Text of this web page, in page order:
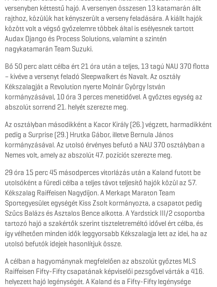
versenyben kéttestű hajó. A versenyen összesen 13 katamarán állt
rajthoz, közülük hat kényszerült a verseny feladására. A kiállt hajók
között volt a végső győzelemre többek által is esélyesnek tartott
Audax Django és Process Solutions, valamint a szintén
nagykatamarán Team Suzuki.
Bő 50 perc alatt célba ért 21 óra után a teljes, 13 tagú NAU 370 flotta
– kivéve a versenyt feladó Sleepwalkert és Navalt. Az osztály
Kékszalagját a Revolution nyerte Molnár György István
kormányzásával, 10 óra 3 perces menetidővel. A győztes egység az
abszolút sorrend 21. helyét szerezte meg.
Az osztályban másodikként a Kacor Király (26.) végzett, harmadikként
pedig a Surprise (29.) Hrutka Gábor, illetve Bernula János
kormányzásával. Az utolsó érvényes befutó a NAU 370 osztályban a
Nemes volt, amely az abszolút 47. pozíciót szerezte meg.
29 óra 15 perc 45 másodperces vitorlázás után a Kaland futott be
utolsóként a füredi célba a teljes távot teljesítő hajók közül az 57.
Kékszalag Raiffeisen Nagydíjon. A Merkapt Maraton Team
Sportegyesület egységét Kiss Zsolt kormányozta, a csapatot pedig
Szűcs Balázs és Asztalos Bence alkotta. A Yardstick III/2 csoportba
tartozó hajó a szakértők szerint tiszteletreméltó idővel ért célba, és
így vélhetően minden idők leggyorsabb Kékszalagja lett az idei, ha az
utolsó befutók idejeit hasonlítjuk össze.
A célban a hagyománynak megfelelően az abszolút győztes MLS
Raiffeisen Fifty-Fifty csapatának képviselői pezsgővel várták a 416.
helyezett hajó legénységét. A Kaland és a Fifty-Fifty legénysége